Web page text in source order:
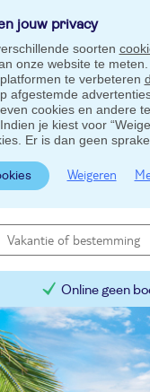
jouw privacy
soorten
onze website te
te verbeteren
afgestemde
cookies en andere
. Indien je kiest voor
Er is dan geen
Weigeren
Online geen